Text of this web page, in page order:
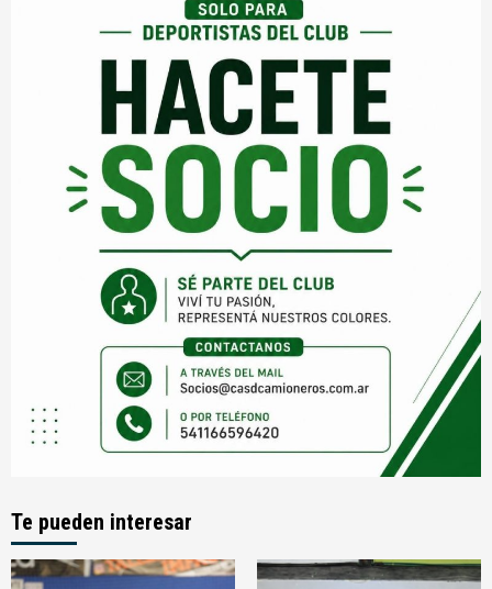
Te pueden interesar